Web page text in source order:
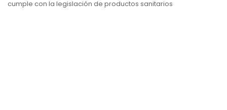
cumple con la legislación de productos sanitarios